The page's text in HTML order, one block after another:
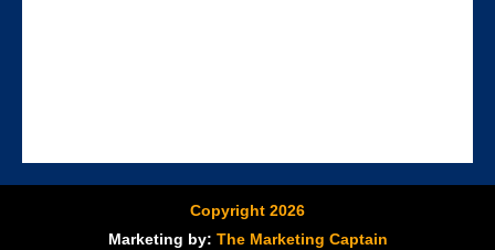
Copyright 2026
Marketing by: The Marketing Captain